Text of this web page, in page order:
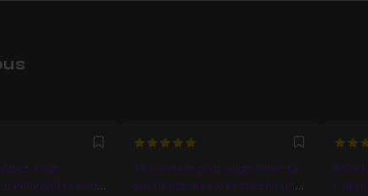
Favori
vous
8 Points Clés pour
5 Favori
14 conseils pour augmenter sa
confiance en soi et devenir un
5